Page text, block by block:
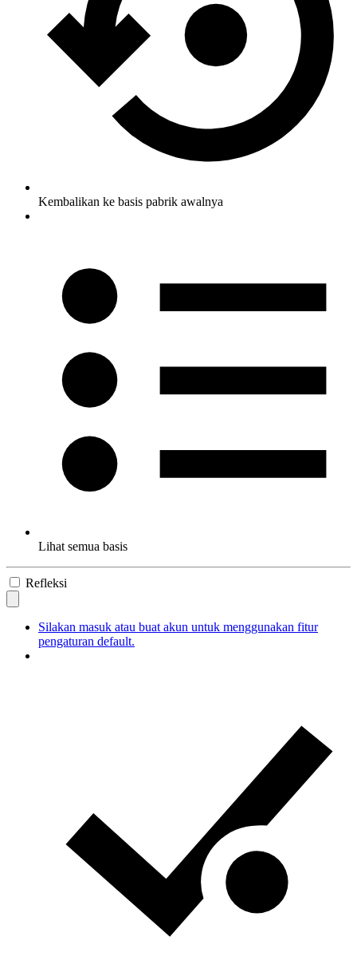
Kembalikan ke basis pabrik awalnya
Lihat semua basis
Refleksi
Silakan masuk atau buat akun untuk menggunakan fitur
pengaturan default.